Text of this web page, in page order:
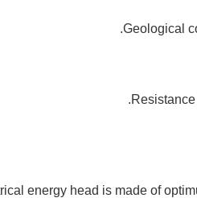
energy head is made of